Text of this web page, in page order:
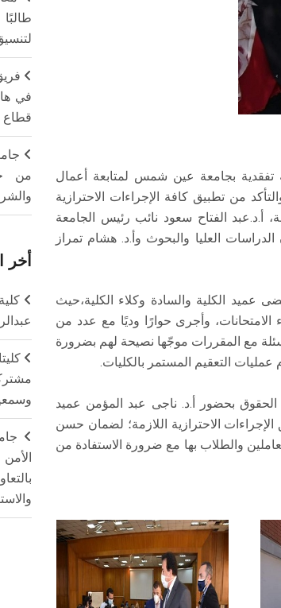
تفقدية بجامعة عين شمس لمتابعة أعمال
الفصل الدراسي الثاني للعام الجامعي الجاري 2020/2021 والتأكد من تطبيق كافة الإجراءات الاحترازية
أ.د.عبد الفتاح سعود نائب رئيس الجامعة
العليا والبحوث وأ.د. هشام تمراز
الكلية والسادة وكلاء الكلية،حيث
وأجرى حوارًا وديًا مع عدد من
مع المقررات موجّها نصيحة لهم بضرورة
عمليات التعقيم المستمر بالكليات.
الحقوق بحضور أ.د. ناجى عبد المؤمن عميد
الاحترازية اللازمة؛ لضمان حسن
والطلاب بها مع ضرورة الاستفادة من
في
قطاع
من
أخر